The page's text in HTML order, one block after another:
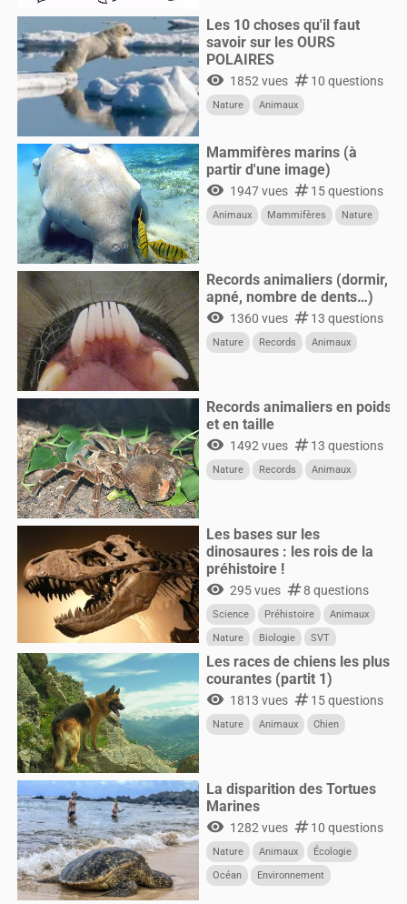
Les 10 choses qu'il faut
savoir sur les OURS
POLAIRES
visibility 1852 vues numbers10 questions
Nature Animaux
Mammifères marins (à
partir d'une image)
visibility 1947 vues numbers15 questions
Animaux Mammifères Nature
Records animaliers (dormir,
apné, nombre de dents…)
visibility 1360 vues numbers13 questions
Nature Records Animaux
Records animaliers en poids
et en taille
visibility 1492 vues numbers13 questions
Nature Records Animaux
Les bases sur les
dinosaures : les rois de la
préhistoire !
visibility 295 vues numbers8 questions
Science Préhistoire
Animaux
Nature
Biologie SVT
Les races de chiens les plus
courantes (partit 1)
visibility 1813 vues numbers15 questions
Nature Animaux Chien
La disparition des Tortues
Marines
visibility 1282 vues numbers10 questions
Nature Animaux
Écologie
Océan
Environnement